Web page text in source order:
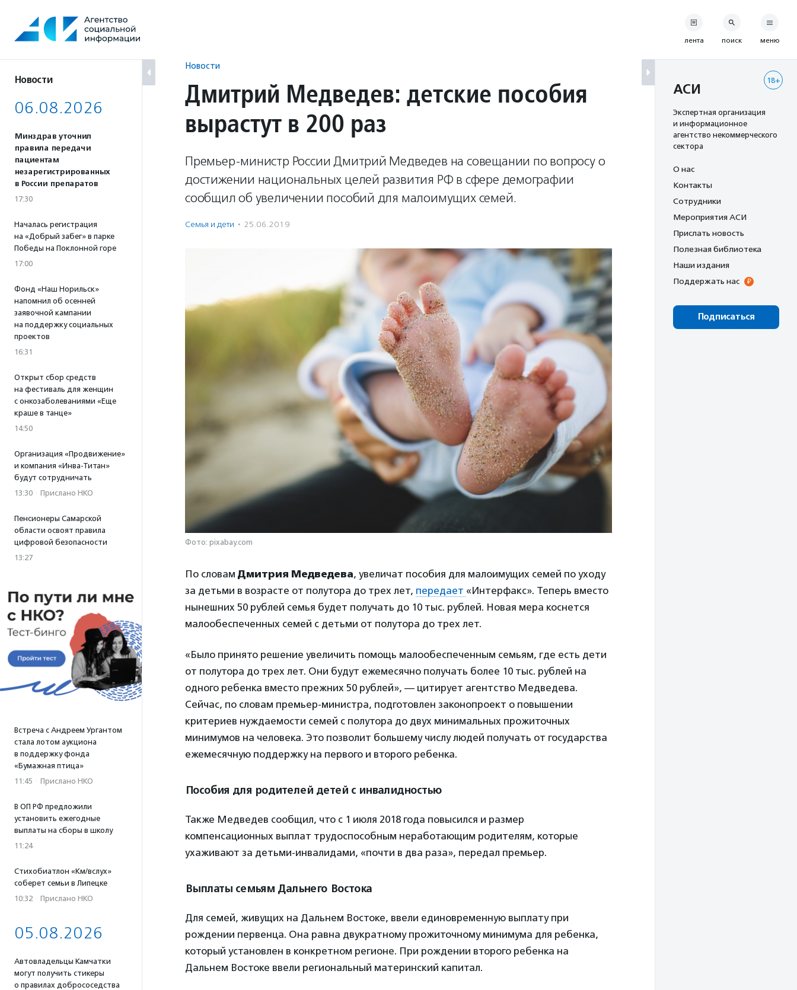
содержанию
Новости
06.08.2026
Минздрав уточнил
правила передачи
пациентам
незарегистрированных
в России препаратов
17:30
Началась регистрация
на «Добрый забег» в парке
Победы на Поклонной горе
17:00
Фонд «Наш Норильск»
напомнил об осенней
заявочной кампании
на поддержку социальных
проектов
16:31
Открыт сбор средств
на фестиваль для женщин
с онкозаболеваниями «Еще
краше в танце»
14:50
Организация «Продвижение»
и компания «Инва-Титан»
будут сотрудничать
13:30 · Прислано НКО
Пенсионеры Самарской
области освоят правила
цифровой безопасности
13:27
Встреча с Андреем Ургантом
стала лотом аукциона
в поддержку фонда
«Бумажная птица»
11:45 · Прислано НКО
В ОП РФ предложили
установить ежегодные
выплаты на сборы в школу
11:24
Стихобиатлон «Км/вслух»
соберет семьи в Липецке
10:32 · Прислано НКО
05.08.2026
Автовладельцы Камчатки
могут получить стикеры
о правилах добрососедства
Новости
Дмитрий Медведев: детские пособия
вырастут в 200 раз
Премьер-министр России Дмитрий Медведев на совещании по вопросу о
достижении национальных целей развития РФ в сфере демографии
сообщил об увеличении пособий для малоимущих семей.
Семья и дети · 25.06.2019
Фото: pixabay.com
По словам Дмитрия Медведева, увеличат пособия для малоимущих семей по уходу
за детьми в возрасте от полутора до трех лет, передает «Интерфакс». Теперь вместо
нынешних 50 рублей семья будет получать до 10 тыс. рублей. Новая мера коснется
малообеспеченных семей с детьми от полутора до трех лет.
«Было принято решение увеличить помощь малообеспеченным семьям, где есть дети
от полутора до трех лет. Они будут ежемесячно получать более 10 тыс. рублей на
одного ребенка вместо прежних 50 рублей», — цитирует агентство Медведева.
Сейчас, по словам премьер-министра, подготовлен законопроект о повышении
критериев нуждаемости семей с полутора до двух минимальных прожиточных
минимумов на человека. Это позволит большему числу людей получать от государства
ежемесячную поддержку на первого и второго ребенка.
Пособия для родителей детей с инвалидностью
Также Медведев сообщил, что с 1 июля 2018 года повысился и размер
компенсационных выплат трудоспособным неработающим родителям, которые
ухаживают за детьми-инвалидами, «почти в два раза», передал премьер.
Выплаты семьям Дальнего Востока
Для семей, живущих на Дальнем Востоке, ввели единовременную выплату при
рождении первенца. Она равна двукратному прожиточному минимума для ребенка,
который установлен в конкретном регионе. При рождении второго ребенка на
Дальнем Востоке ввели региональный материнский капитал.
лента поиск меню
18+
АСИ
Экспертная организация
и информационное
агентство некоммерческого
сектора
О нас
Контакты
Сотрудники
Мероприятия АСИ
Прислать новость
Полезная библиотека
Наши издания
Поддержать нас
Подписаться